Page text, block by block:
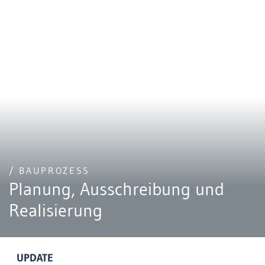
/ BAUPROZESS
Planung, Ausschreibung und
Realisierung
UPDATE